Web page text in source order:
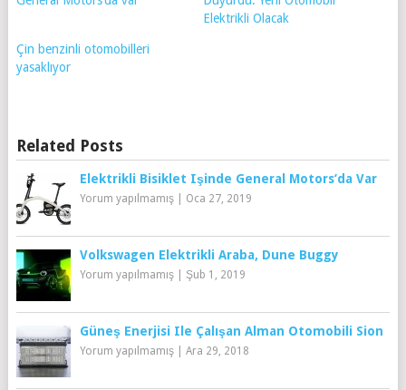
Elektrikli Olacak
Çin benzinli otomobilleri
yasaklıyor
Related Posts
Elektrikli Bisiklet Işinde General Motors’da Var
Yorum yapılmamış| Oca 27, 2019
Volkswagen Elektrikli Araba, Dune Buggy
Yorum yapılmamış| Şub 1, 2019
Güneş Enerjisi Ile Çalışan Alman Otomobili Sion
Yorum yapılmamış| Ara 29, 2018